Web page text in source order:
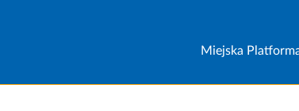
Miejska